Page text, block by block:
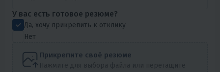
У вас есть готовое резюме?
Да, хочу прикрепить к отклику
Нет
Прикрепите своё резюме